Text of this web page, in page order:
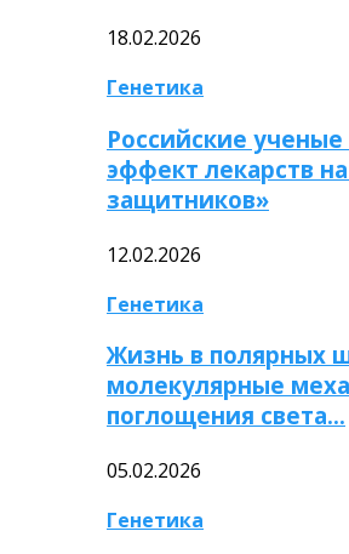
18.02.2026
Генетика
Российские ученые
эффект лекарств
защитников»
12.02.2026
Генетика
Жизнь в полярных
молекулярные
поглощения света…
05.02.2026
Генетика